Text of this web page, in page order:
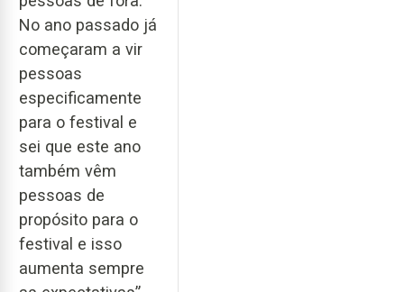
No ano passado já
começaram a vir
pessoas
especificamente
para o festival e
sei que este ano
também vêm
pessoas de
propósito para o
festival e isso
aumenta sempre